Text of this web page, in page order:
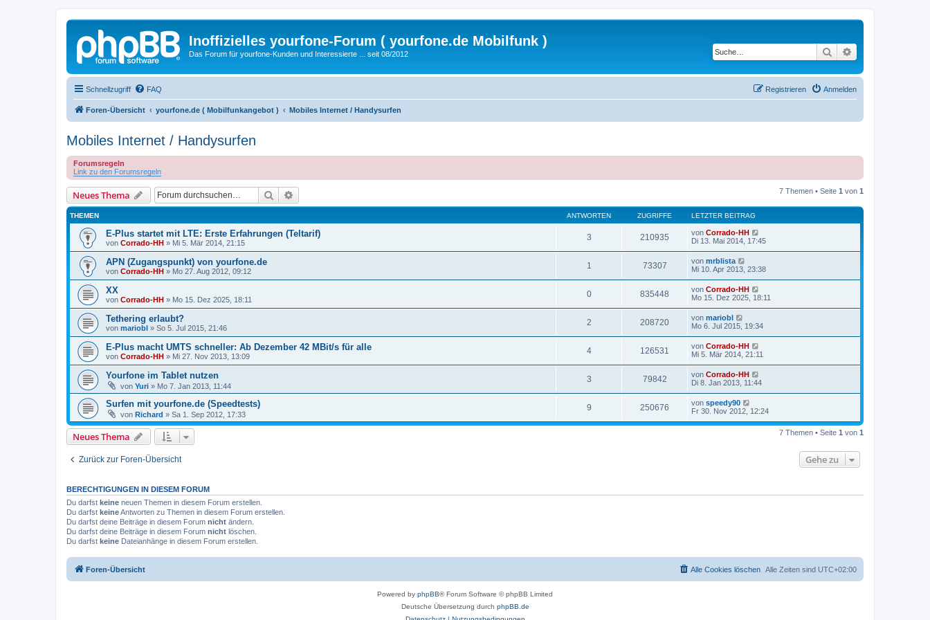
Inoffizielles yourfone-Forum ( yourfone.de Mobilfunk )
Das Forum für yourfone-Kunden und Interessierte ... seit 08/2012 Suche
Schnellzugriff FAQ Anmelden
Registrieren
Foren-Übersicht yourfone.de ( Mobilfunkangebot ) Mobiles Internet / Handysurfen
Mobiles Internet / Handysurfen
Forumsregeln
Link zu den Forumsregeln
Neues Thema Suche 7 Themen • Seite 1 von 1
THEMEN ANTWORTEN ZUGRIFFE LETZTER BEITRAG
E-Plus startet mit LTE: Erste Erfahrungen (Teltarif)
von Corrado-HH » Mi 5. Mär 2014, 21:15
3 210935 von Corrado-HH
Di 13. Mai 2014, 17:45
APN (Zugangspunkt) von yourfone.de
von Corrado-HH » Mo 27. Aug 2012, 09:12
1 73307 von mrblista
Mi 10. Apr 2013, 23:38
XX
von Corrado-HH » Mo 15. Dez 2025, 18:11
0 835448 von Corrado-HH
Mo 15. Dez 2025, 18:11
Tethering erlaubt?
von mariobl » So 5. Jul 2015, 21:46
2 208720 von mariobl
Mo 6. Jul 2015, 19:34
E-Plus macht UMTS schneller: Ab Dezember 42 MBit/s für alle
von Corrado-HH » Mi 27. Nov 2013, 13:09
4 126531 von Corrado-HH
Mi 5. Mär 2014, 21:11
Yourfone im Tablet nutzen
von Yuri » Mo 7. Jan 2013, 11:44
3 79842 von Corrado-HH
Di 8. Jan 2013, 11:44
Surfen mit yourfone.de (Speedtests)
von Richard » Sa 1. Sep 2012, 17:33
9 250676 von speedy90
Fr 30. Nov 2012, 12:24
Neues Thema 7 Themen • Seite 1 von 1
Zurück zur Foren-Übersicht Gehe zu
BERECHTIGUNGEN IN DIESEM FORUM
Du darfst keine neuen Themen in diesem Forum erstellen.
Du darfst keineAntworten zu Themen in diesem Forum erstellen.
Du darfst deine Beiträge in diesem Forum nicht ändern.
Du darfst deine Beiträge in diesem Forum nicht löschen.
Du darfst keine Dateianhänge in diesem Forum erstellen.
Foren-Übersicht Alle Zeiten sind UTC+02:00
Alle Cookies löschen
Powered by phpBB® Forum Software © phpBB Limited
Deutsche Übersetzung durch phpBB.de